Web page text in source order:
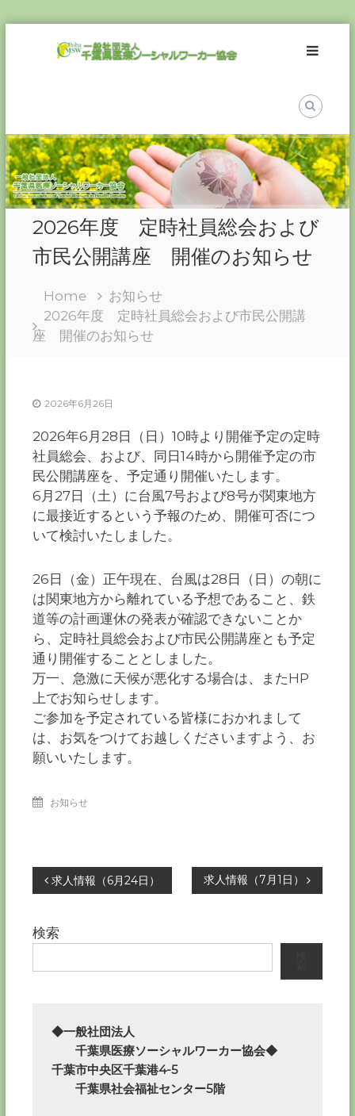
一
般
人
千
葉
県
医
療
ソ
ー
シ
ャ
ル
ワ
ー
会
－
つ
ぐ
つ
く
る
葉
の
力
－
2026年度 定時社員総会および
市民公開講座 開催のお知らせ
Home
お知らせ
2026年度 定時社員総会および市民公開講
座 開催のお知らせ
2026年6月26日
2026年6月28日（日）10時より開催予定の定時
社員総会、および、同日14時から開催予定の市
民公開講座を、予定通り開催いたします。
6月27日（土）に台風7号および8号が関東地方
に最接近するという予報のため、開催可否につ
いて検討いたしました。
26日（金）正午現在、台風は28日（日）の朝に
は関東地方から離れている予想であること、鉄
道等の計画運休の発表が確認できないことか
ら、定時社員総会および市民公開講座とも予定
通り開催することとしました。
万一、急激に天候が悪化する場合は、またHP
上でお知らせします。
ご参加を予定されている皆様におかれまして
は、お気をつけてお越しくださいますよう、お
願いいたします。
お知らせ
投
稿
ゲ
ー
求人情報（6月24日） 求人情報（7月1日）
検索
◆一般社団法人
千葉県医療ソーシャルワーカー協会◆
千葉市中央区千葉港4-5
千葉県社会福祉センター5階